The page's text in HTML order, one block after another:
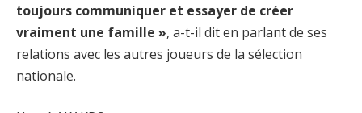
toujours communiquer et essayer de créer
vraiment une famille », a-t-il dit en parlant de ses
relations avec les autres joueurs de la sélection
nationale.